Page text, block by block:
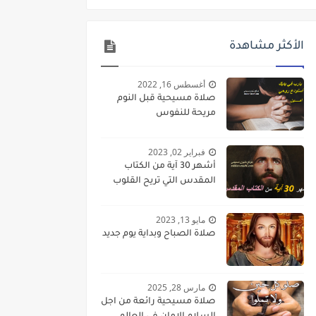
الأكثر مشاهدة
أغسطس 16, 2022
صلاة مسيحية قبل النوم
مريحة للنفوس
فبراير 02, 2023
أشهر 30 آية من الكتاب
المقدس التي تريح القلوب
مايو 13, 2023
صلاة الصباح وبداية يوم جديد
مارس 28, 2025
صلاة مسيحية رائعة من اجل